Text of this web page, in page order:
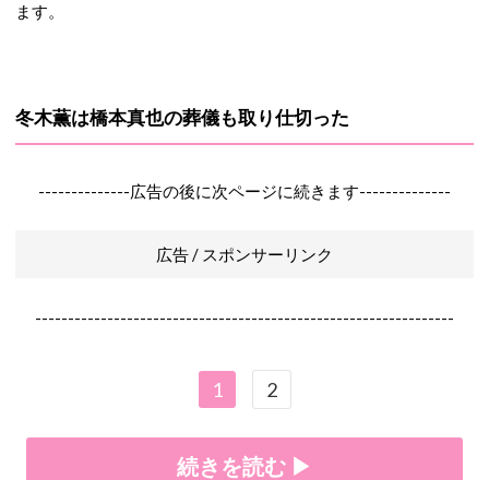
ます。
冬木薫は橋本真也の葬儀も取り仕切った
--------------広告の後に次ページに続きます--------------
広告 / スポンサーリンク
----------------------------------------------------------------
1 2
続きを読む ▶